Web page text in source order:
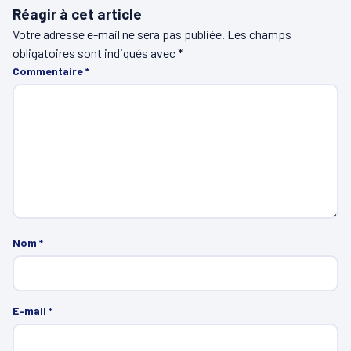
Réagir à cet article
Votre adresse e-mail ne sera pas publiée. Les champs
obligatoires sont indiqués avec*
Commentaire*
Nom *
E-mail *